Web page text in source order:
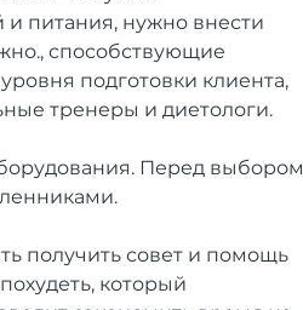
питания, нужно внести
способствующие
подготовки клиента,
тренеры и диетологи.
Перед выбором
получить совет и помощь
который